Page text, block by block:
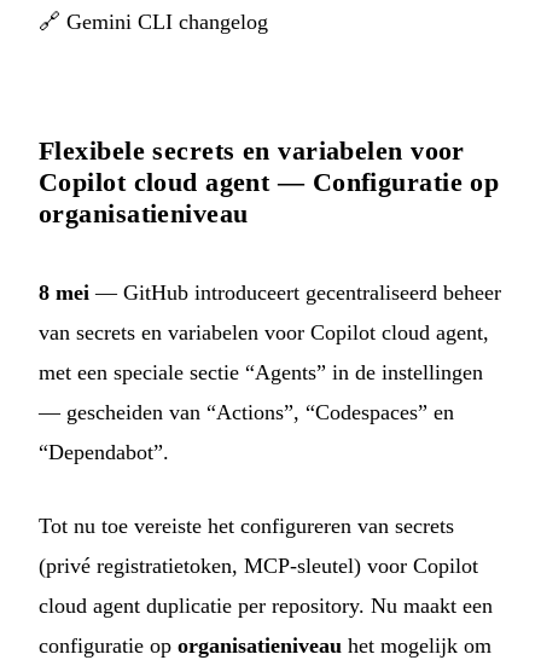
🔗 Gemini CLI changelog
Flexibele secrets en variabelen voor
Copilot cloud agent — Configuratie op
organisatieniveau
8 mei — GitHub introduceert gecentraliseerd beheer
van secrets en variabelen voor Copilot cloud agent,
met een speciale sectie “Agents” in de instellingen
— gescheiden van “Actions”, “Codespaces” en
“Dependabot”.
Tot nu toe vereiste het configureren van secrets
(privé registratietoken, MCP-sleutel) voor Copilot
cloud agent duplicatie per repository. Nu maakt een
configuratie op organisatieniveau het mogelijk om